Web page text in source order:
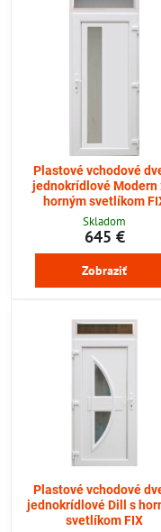
Plastové vchodové
jednokrídlové Modern
horným svetlíkom
Skladom
645 €
Zobraziť
Plastové vchodové
jednokrídlové Dill s
svetlíkom FIX